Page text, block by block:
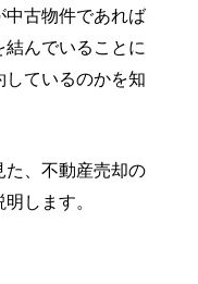
古物件であれば
んでいることに
ているのかを知
、不動産売却の
します。